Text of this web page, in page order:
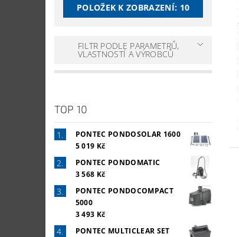
POLOŽEK K ZOBRAZENÍ: 10
FILTR PODLE PARAMETRŮ,
VLASTNOSTÍ A VÝROBCŮ
TOP 10
PONTEC PONDOSOLAR 1600
5 019 Kč
PONTEC PONDOMATIC
3 568 Kč
PONTEC PONDOCOMPACT
5000
3 493 Kč
PONTEC MULTICLEAR SET